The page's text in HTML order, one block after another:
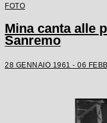
FOTO
Mina canta alle
Sanremo
28 GENNAIO 1961 - 06